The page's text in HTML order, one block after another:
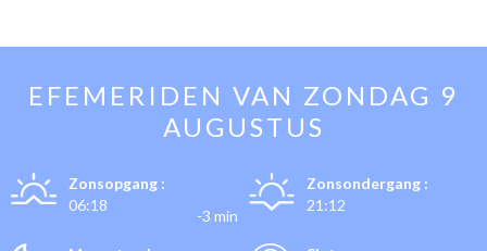
EFEMERIDEN VAN ZONDAG 9
AUGUSTUS
Zonsopgang :
06:18
-3 min
Zonsondergang :
21:12